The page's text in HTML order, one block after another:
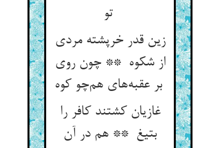
تو
زین قدر خرپشته مردی
از شکوه ** چون روی
بر عقبه‌های هم‌چو کوه
غازیان کشتند کافر را
بتیغ ** هم در آن